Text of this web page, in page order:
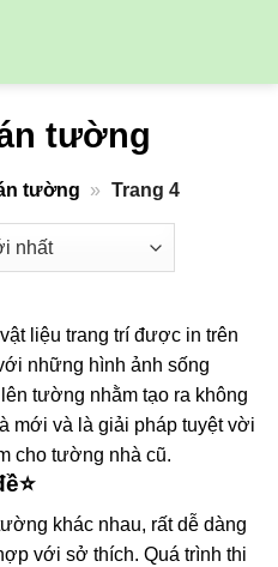
tường
tường » Trang 4
liệu trang trí được in trên
những hình ảnh sống
lên tường nhằm tạo ra không
mới và là giải pháp tuyệt vời
cho tường nhà cũ.
khác nhau, rất dễ dàng
với sở thích. Quá trình thi